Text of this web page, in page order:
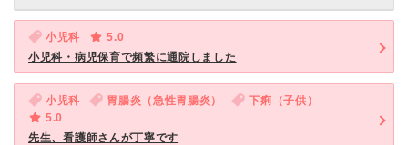
小児科
5.0
小児科・病児保育で頻繁に通院しました
小児科 胃腸炎（急性胃腸炎）
下痢（子供）
5.0
先生、看護師さんが丁寧です